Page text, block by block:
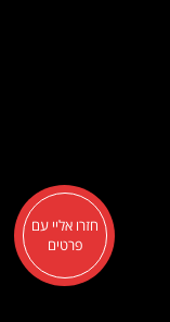
חזרו אליי עם
פרטים